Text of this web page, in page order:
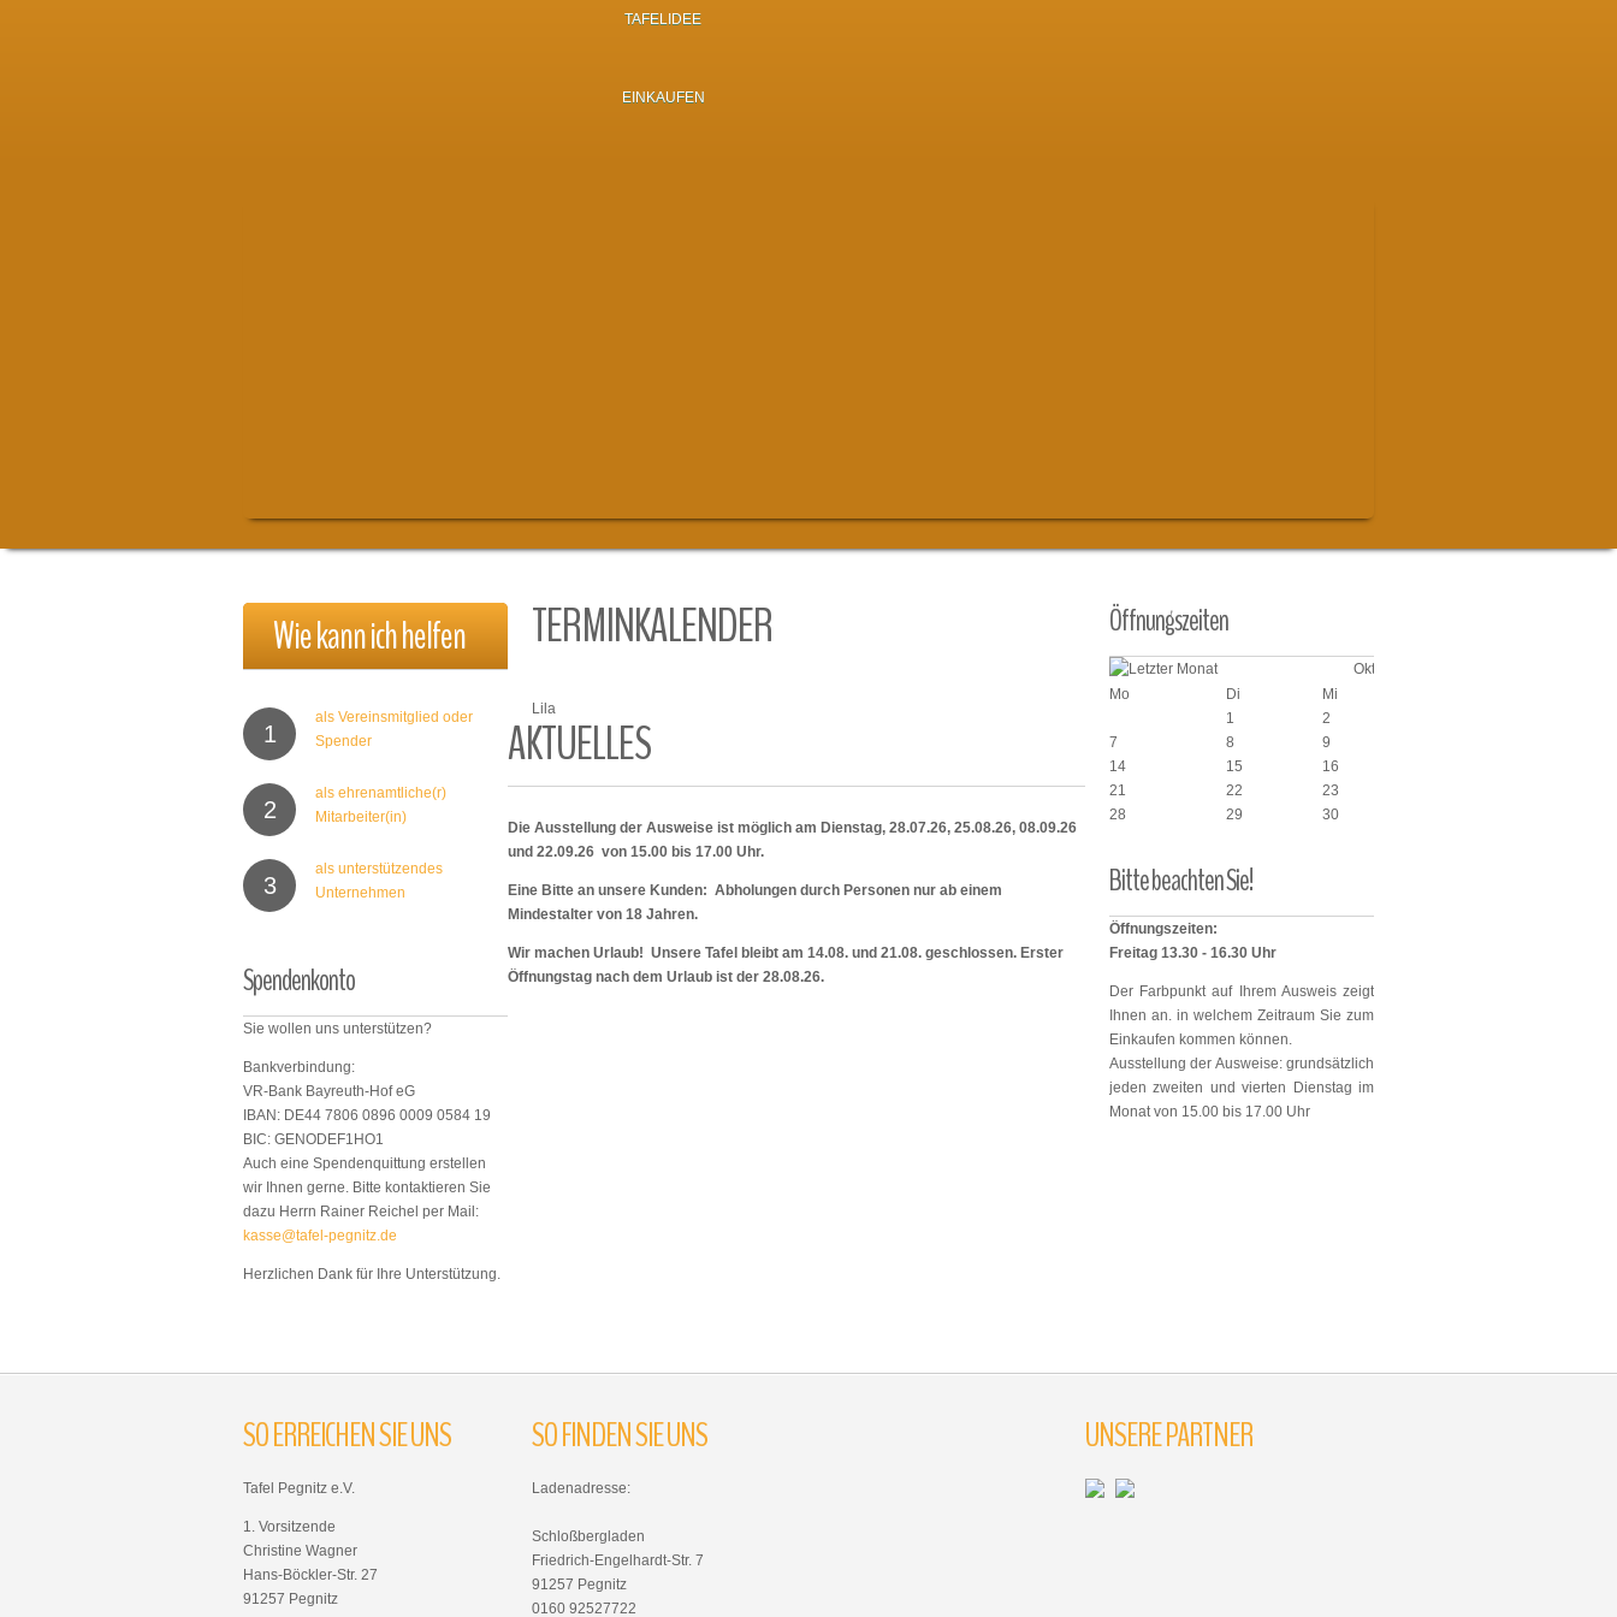
TAFELIDEE
EINKAUFEN
Wiekannichhelfen
1
als Vereinsmitglied oder
Spender
2
als ehrenamtliche(r)
Mitarbeiter(in)
3
als unterstützendes
Unternehmen
Spendenkonto
Sie wollen uns unterstützen?
Bankverbindung:
VR-Bank Bayreuth-Hof eG
IBAN: DE44 7806 0896 0009 0584 19
BIC: GENODEF1HO1
Auch eine Spendenquittung erstellen
wir Ihnen gerne. Bitte kontaktieren Sie
dazu Herrn Rainer Reichel per Mail:
kasse@tafel-pegnitz.de
Herzlichen Dank für Ihre Unterstützung.
TERMINKALENDER
Lila
AKTUELLES
Die Ausstellung der Ausweise ist möglich am Dienstag, 28.07.26, 25.08.26, 08.09.26
und 22.09.26 von 15.00 bis 17.00 Uhr.
Eine Bitte an unsere Kunden: Abholungen durch Personen nur ab einem
Mindestalter von 18 Jahren.
Wir machen Urlaub! Unsere Tafel bleibt am 14.08. und 21.08. geschlossen. Erster
Öffnungstag nach dem Urlaub ist der 28.08.26.
Öffnungszeiten
Oktober 2024
Mo
Di Mi
1
2
7
8 9
14
15 16
21
22 23
28
29 30
BittebeachtenSie!
Öffnungszeiten:
Freitag 13.30 - 16.30 Uhr
Der Farbpunkt auf Ihrem Ausweis zeigt
Ihnen an. in welchem Zeitraum Sie zum
Einkaufen kommen können.
Ausstellung der Ausweise: grundsätzlich
jeden zweiten und vierten Dienstag im
Monat von 15.00 bis 17.00 Uhr
SOERREICHENSIEUNS
Tafel Pegnitz e.V.
1. Vorsitzende
Christine Wagner
Hans-Böckler-Str. 27
91257 Pegnitz
SOFINDENSIEUNS
Ladenadresse:
Schloßbergladen
Friedrich-Engelhardt-Str. 7
91257 Pegnitz
0160 92527722
UNSERE PARTNER